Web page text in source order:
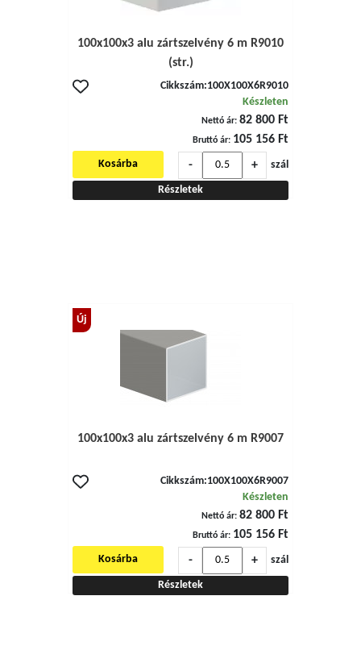
100x100x3 alu zártszelvény 6 m R9010
(str.)
Cikkszám:100X100X6R9010
Készleten
Nettó ár: 82 800 Ft
Bruttó ár: 105 156 Ft
-
+ szál
Kosárba
Részletek
Új
100x100x3 alu zártszelvény 6 m R9007
Cikkszám:100X100X6R9007
Készleten
Nettó ár: 82 800 Ft
Bruttó ár: 105 156 Ft
-
+ szál
Kosárba
Részletek